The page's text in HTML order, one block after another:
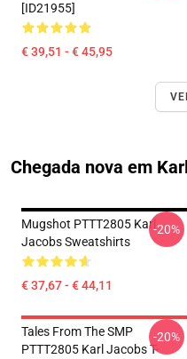
[ID21955]
€ 39,51 - € 45,95
Chegada nova em
Mugshot PTTT2805 Karl
Jacobs Sweatshirts
€ 37,67 - € 44,11
-20%
Tales From The SMP
PTTT2805 Karl Jacobs T-
-20%